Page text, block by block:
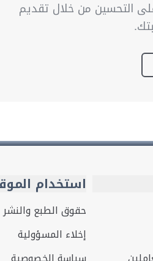
التحسين من خلال تقديم
استخدام
حقوق الطبع والنشر
إخلاء المسؤولية